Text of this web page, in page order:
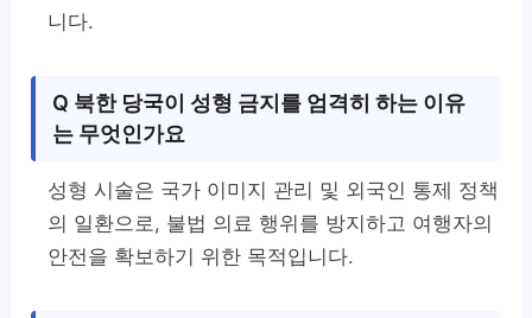
니다.
Q 북한 당국이 성형 금지를 엄격히 하는 이유
는 무엇인가요
성형 시술은 국가 이미지 관리 및 외국인 통제 정책
의 일환으로, 불법 의료 행위를 방지하고 여행자의
안전을 확보하기 위한 목적입니다.